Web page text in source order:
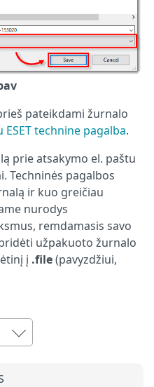
pateikdami žurnalo
technine pagalba.
prie atsakymo el. paštu
Techninės pagalbos
ir kuo greičiau
nurodys
remdamasis savo
užpakuoto žurnalo
į .file(pavyzdžiui,